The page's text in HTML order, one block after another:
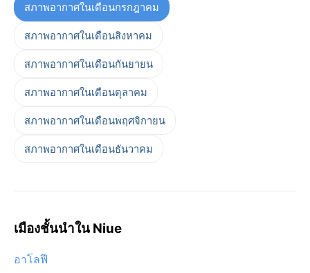
สภาพอากาศในเดือนกรกฎาคม
สภาพอากาศในเดือนสิงหาคม
สภาพอากาศในเดือนกันยายน
สภาพอากาศในเดือนตุลาคม
สภาพอากาศในเดือนพฤศจิกายน
สภาพอากาศในเดือนธันวาคม
เมืองชั้นนำใน Niue
อาโลฟี